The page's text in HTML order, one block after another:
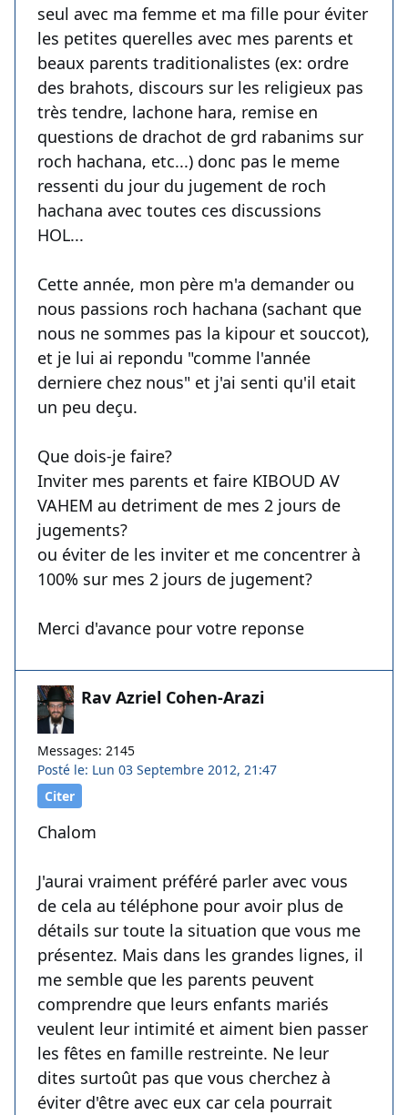
seul avec ma femme et ma fille pour éviter
les petites querelles avec mes parents et
beaux parents traditionalistes (ex: ordre
des brahots, discours sur les religieux pas
très tendre, lachone hara, remise en
questions de drachot de grd rabanims sur
roch hachana, etc...) donc pas le meme
ressenti du jour du jugement de roch
hachana avec toutes ces discussions
HOL...
Cette année, mon père m'a demander ou
nous passions roch hachana (sachant que
nous ne sommes pas la kipour et souccot),
et je lui ai repondu "comme l'année
derniere chez nous" et j'ai senti qu'il etait
un peu deçu.
Que dois-je faire?
Inviter mes parents et faire KIBOUD AV
VAHEM au detriment de mes 2 jours de
jugements?
ou éviter de les inviter et me concentrer à
100% sur mes 2 jours de jugement?
Merci d'avance pour votre reponse
Rav Azriel Cohen-Arazi
Messages: 2145
Posté le: Lun 03 Septembre 2012, 21:47
Citer
Chalom
J'aurai vraiment préféré parler avec vous
de cela au téléphone pour avoir plus de
détails sur toute la situation que vous me
présentez. Mais dans les grandes lignes, il
me semble que les parents peuvent
comprendre que leurs enfants mariés
veulent leur intimité et aiment bien passer
les fêtes en famille restreinte. Ne leur
dites surtoût pas que vous cherchez à
éviter d'être avec eux car cela pourrait